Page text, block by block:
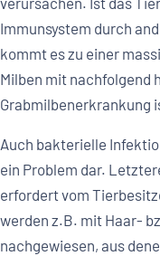
Immunsystem durch
kommt es zu einer
Milben mit nachfolgend
Grabmilbenerkrankung
Auch bakterielle
ein Problem dar.
erfordert vom
werden z.B. mit Haar-
nachgewiesen, aus